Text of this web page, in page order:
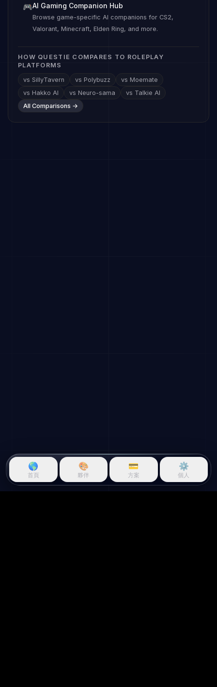
🎮AI Gaming Companion Hub
Browse game-specific AI companions for CS2,
Valorant, Minecraft, Elden Ring, and more.
HOW QUESTIE COMPARES TO ROLEPLAY
PLATFORMS
vs SillyTavern
vs Polybuzz
vs Moemate
vs Hakko AI
vs Neuro-sama
vs Talkie AI
All Comparisons →
🌎
首頁
🎨
夥伴
💳
方案
⚙️
個人